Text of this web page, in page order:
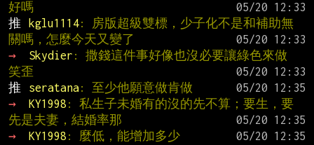
好嗎
推
kglu1114: 房版超級雙標，少子化不是和補助無
關嗎，怎麼今天又變了
→
Skydier : 撒錢這件事好像也沒必要讓綠色來做
笑歪
推
seratana: 至少他願意做肯做
→
KY1998 : 私生子未婚有的沒的先不算；要生，要
先是夫妻，結婚率那
→
KY1998 : 麼低，能增加多少